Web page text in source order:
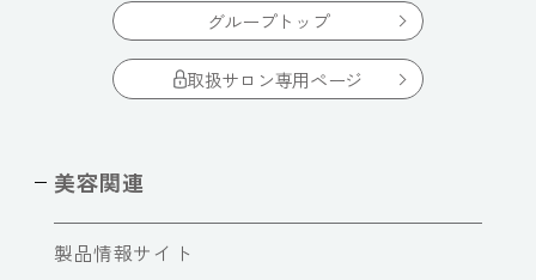
グループトップ
取扱サロン専用ページ
美容関連
製品情報サイト